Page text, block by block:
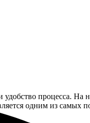
процесса. На
одним из самых